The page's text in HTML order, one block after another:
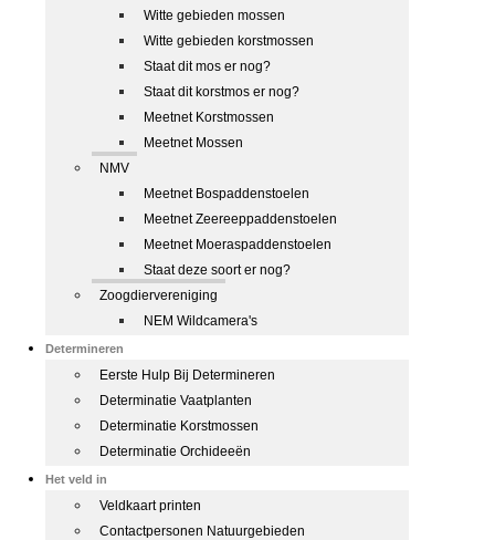
Witte gebieden mossen
Witte gebieden korstmossen
Staat dit mos er nog?
Staat dit korstmos er nog?
Meetnet Korstmossen
Meetnet Mossen
NMV
Meetnet Bospaddenstoelen
Meetnet Zeereeppaddenstoelen
Meetnet Moeraspaddenstoelen
Staat deze soort er nog?
Zoogdiervereniging
NEM Wildcamera's
Determineren
Eerste Hulp Bij Determineren
Determinatie Vaatplanten
Determinatie Korstmossen
Determinatie Orchideeën
Het veld in
Veldkaart printen
Contactpersonen Natuurgebieden